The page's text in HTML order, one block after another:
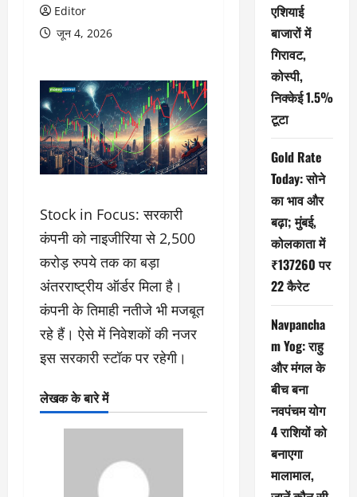
Editor
जून 4, 2026
Stock in Focus: सरकारी
कंपनी को नाइजीरिया से 2,500
करोड़ रुपये तक का बड़ा
अंतरराष्ट्रीय ऑर्डर मिला है।
कंपनी के तिमाही नतीजे भी मजबूत
रहे हैं। ऐसे में निवेशकों की नजर
इस सरकारी स्टॉक पर रहेगी।
लेखक के बारे में
एशियाई
बाजारों में
गिरावट,
कोस्पी,
निक्केई 1.5%
टूटा
Gold Rate
Today: सोने
का भाव और
बढ़ा; मुंबई,
कोलकाता में
₹137260 पर
22 कैरेट
Navpancha
m Yog: राहु
और मंगल के
बीच बना
नवपंचम योग
4 राशियों को
बनाएगा
मालामाल,